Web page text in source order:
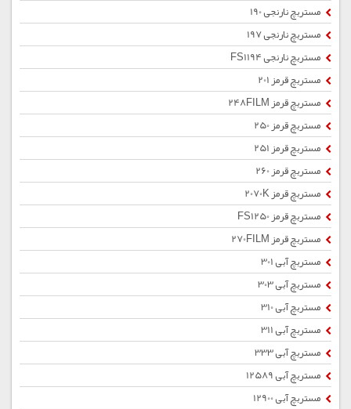
مستربچ نارنجی 190
مستربچ نارنجی 197
مستربچ نارنجی FS1194
مستربچ قرمز 201
مستربچ قرمز 248FILM
مستربچ قرمز 250
مستربچ قرمز 251
مستربچ قرمز 260
مستربچ قرمز 2070K
مستربچ قرمز FS1250
مستربچ قرمز 270FILM
مستربچ آبی 301
مستربچ آبی 303
مستربچ آبی 310
مستربچ آبی 311
مستربچ آبی 333
مستربچ آبی 12589
مستربچ آبی 12900